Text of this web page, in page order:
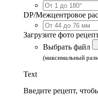
DP/Межцентровое
Загрузите фото
Выбрать файл
(максимальный
Text
Введите рецепт,